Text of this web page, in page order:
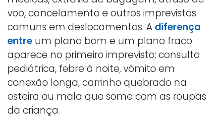
voo, cancelamento e outros imprevistos
comuns em deslocamentos. A diferença
entre um plano bom e um plano fraco
aparece no primeiro imprevisto: consulta
pediátrica, febre à noite, vômito em
conexão longa, carrinho quebrado na
esteira ou mala que some com as roupas
da criança.